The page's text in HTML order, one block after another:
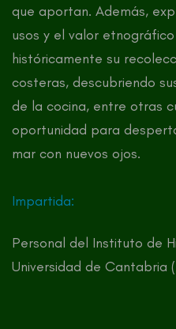
que aportan. Además,
usos y el valor
históricamente su
costeras, descubriendo
de la cocina, entre otras
oportunidad para
mar con nuevos ojos.
Impartida:
Personal del Instituto de
Universidad de Cantabria